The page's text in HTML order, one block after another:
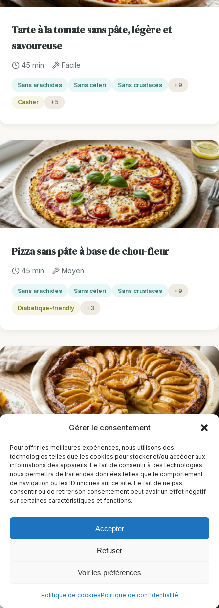
Gérer le consentement
Pour offrir les meilleures expériences, nous utilisons des
technologies telles que les cookies pour stocker et/ou accéder aux
informations des appareils. Le fait de consentir à ces technologies
nous permettra de traiter des données telles que le comportement
de navigation ou les ID uniques sur ce site. Le fait de ne pas
consentir ou de retirer son consentement peut avoir un effet négatif
sur certaines caractéristiques et fonctions.
Accepter
Refuser
Voir les préférences
Politique de cookiesPolitique de confidentialité
Tarte à la tomate sans pâte, légère et
savoureuse
45 min Facile
Sans arachides Sans céleri Sans crustacés +9
Casher +5
Pizza sans pâte à base de chou-fleur
45 min Moyen
Sans arachides Sans céleri Sans crustacés +9
Diabétique-friendly +3
Tarte aux pommes sans pâte
55 min Facile
Sans arachides Sans céleri Sans crustacés